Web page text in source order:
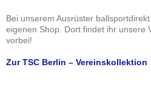
Bei unserem Ausrüster
eigenen Shop. Dort findet ihr unsere
vorbei!
Zur TSC Berlin – Vereinskollektion